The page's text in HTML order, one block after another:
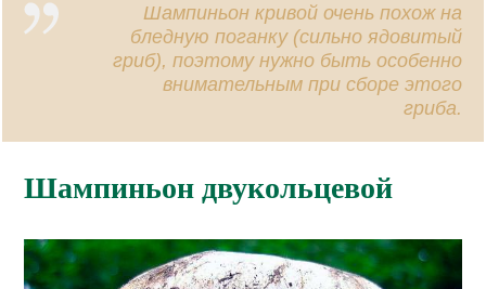
Шампиньон кривой очень похож на
бледную поганку (сильно ядовитый
гриб), поэтому нужно быть особенно
внимательным при сборе этого
гриба.
Шампиньон двукольцевой